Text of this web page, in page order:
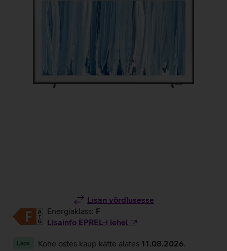
Lisan võrdlusesse
Energiaklass: F
Lisainfo EPREL-i lehel
Laos Kohe ostes kaup kätte alates 11.08.2026